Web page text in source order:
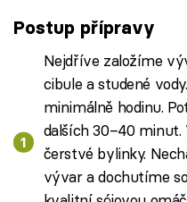
Postup přípravy
Nejdříve založíme
cibule a studené
minimálně hodinu.
dalších 30–40
čerstvé bylinky.
vývar a dochutíme